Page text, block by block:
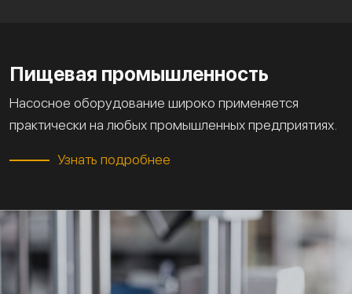
Пищевая промышленность
Насосное оборудование широко применяется
практически на любых промышленных предприятиях.
Узнать подробнее